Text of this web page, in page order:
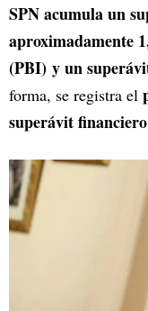
SPN acumula un
aproximadamente
(PBI) y un
forma, se registra el
superávit